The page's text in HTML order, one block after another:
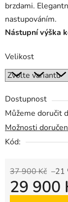
brzdami.
nastupováním.
Nástupní výška
Velikost
Dostupnost
Můžeme doručit
Možnosti
Kód:
37 900 Kč –21
29 900